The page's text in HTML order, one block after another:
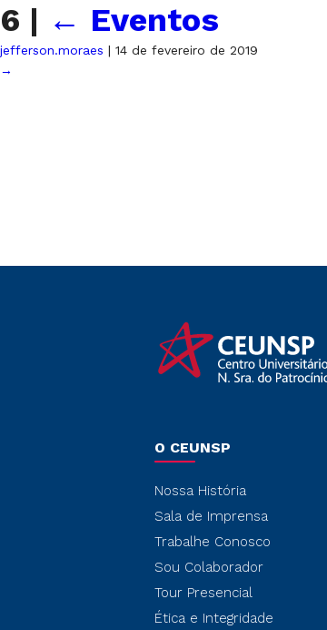
6 | ← Eventos
jefferson.moraes | 14 de fevereiro de 2019
→
O CEUNSP
Nossa História
Sala de Imprensa
Trabalhe Conosco
Sou Colaborador
Tour Presencial
Ética e Integridade